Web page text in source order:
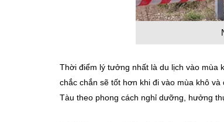
Thời điểm lý tưởng nhất là du lịch vào mùa
chắc chắn sẽ tốt hơn khi đi vào mùa khô
Tàu theo phong cách nghỉ dưỡng, hưởng